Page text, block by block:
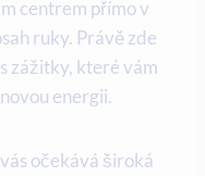
centrem přímo v
ruky. Právě zde
zážitky, které vám
energii.
očekává široká